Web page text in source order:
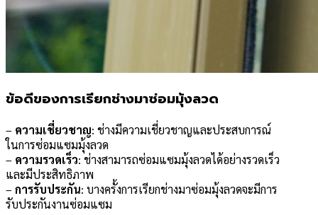
ข้อดีของการเรียกช่างมาซ่อมมุ้งลวด
– ความเชี่ยวชาญ: ช่างมีความเชี่ยวชาญและประสบการณ์
ในการซ่อมแซมมุ้งลวด
– ความรวดเร็ว: ช่างสามารถซ่อมแซมมุ้งลวดได้อย่างรวดเร็ว
และมีประสิทธิภาพ
–การรับประกัน: บางครั้งการเรียกช่างมาซ่อมมุ้งลวดจะมีการ
รับประกันงานซ่อมแซม